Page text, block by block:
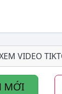
VIDEO
MỚI